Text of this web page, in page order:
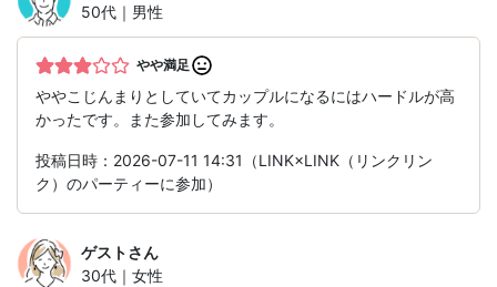
50代｜男性
やや満足
ややこじんまりとしていてカップルになるにはハードルが高
かったです。また参加してみます。
投稿日時：2026-07-11 14:31（LINK×LINK（リンクリン
ク）のパーティーに参加）
ゲストさん
30代｜女性